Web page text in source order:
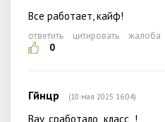
Все работает, кайф!
ответить цитировать
жалоба
0
Гйнцр (10 мая 2025 16:04)
Вау, сработало класс !